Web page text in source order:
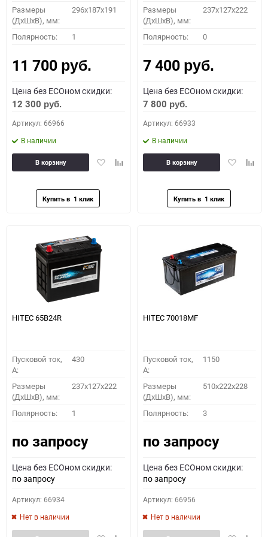
Размеры
(ДхШхВ), мм:
296х187х191
Полярность: 1
11 700 руб.
Цена без ECOном скидки:
12 300 руб.
Артикул: 66966
В наличии
ДобавитьДобавить
В корзину
Размеры
(ДхШхВ), мм:
237x127x222
Полярность: 0
7 400 руб.
Цена без ECOном скидки:
7 800 руб.
Артикул: 66933
В наличии
Добавить
В корзину
HITEC 65B24R
Пусковой ток,
A:
430
Размеры
(ДхШхВ), мм:
237x127x222
Полярность: 1
по запросу
Цена без ECOном скидки:
по запросу
Артикул: 66934
Нет в наличии
HITEC 70018MF
Пусковой ток,
A:
1150
Размеры
(ДхШхВ), мм:
510x222x228
Полярность: 3
по запросу
Цена без ECOном скидки:
по запросу
Артикул: 66956
Нет в наличии